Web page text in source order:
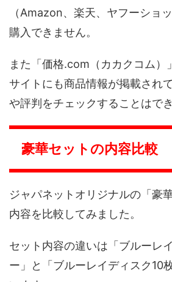
（Amazon、楽天、ヤフーショ
購入できません。
また「価格.com（カカクコム）
サイトにも商品情報が掲載され
や評判をチェックすることはで
豪華セットの内容比較
ジャパネットオリジナルの「豪
内容を比較してみました。
セット内容の違いは「ブルーレ
ー」と「ブルーレイディスク10